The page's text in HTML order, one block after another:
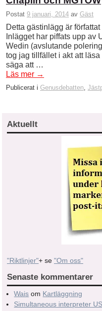
Postat 9 januari, 2014 av Gäst
Detta gästinlägg är
Inlägget har piffats upp av
Wedin (avslutande
tog jag tillfället i akt att
säga att …
Läs mer →
Publicerat i Genusdebatten,
Aktuellt
"Riktlinjer"+ se "Om oss"
Senaste kommentarer
Wais om Kartläggning
Simultaneous interpreter